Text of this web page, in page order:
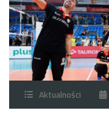
Aktualności